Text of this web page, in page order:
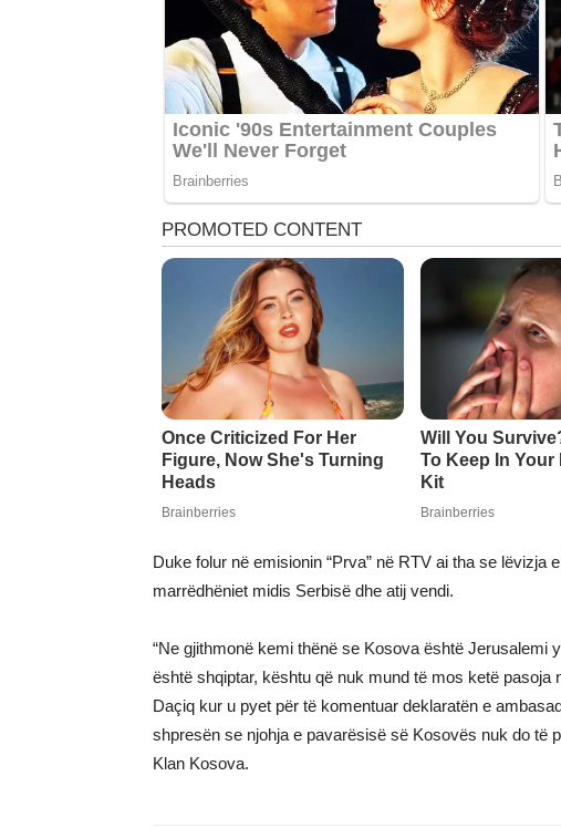
Duke folur në emisionin “Prva” në RTV ai tha se lëvizja
marrëdhëniet midis Serbisë dhe atij vendi.
“Ne gjithmonë kemi thënë se Kosova është Jerusalemi
është shqiptar, kështu që nuk mund të mos ketë pasoja
Daçiq kur u pyet për të komentuar deklaratën e
shpresën se njohja e pavarësisë së Kosovës nuk do të
Klan Kosova.